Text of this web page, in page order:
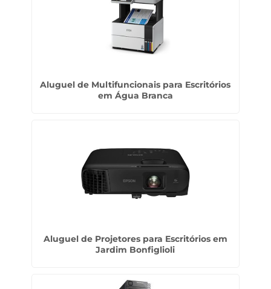
Aluguel de Multifuncionais para Escritórios
em Água Branca
Aluguel de Projetores para Escritórios em
Jardim Bonfiglioli